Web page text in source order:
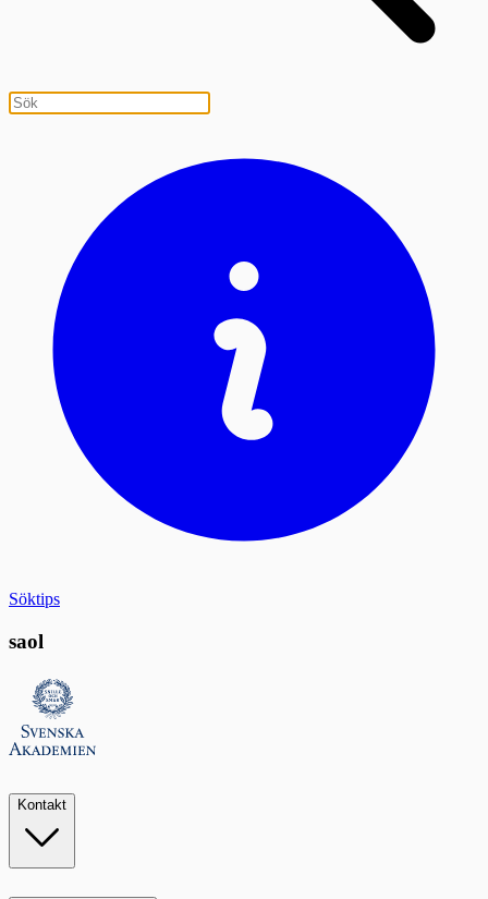
Söktips
saol
Kontakt